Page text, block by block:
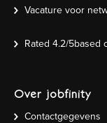
Vacature voor
Rated 4.2/5based
Over jobfinity
Contactgegevens